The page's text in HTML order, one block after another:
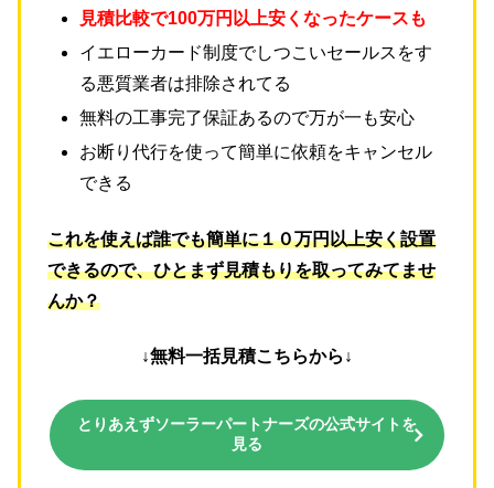
見積比較で100万円以上安くなったケースも
イエローカード制度でしつこいセールスをす
る悪質業者は排除されてる
無料の工事完了保証あるので万が一も安心
お断り代行を使って簡単に依頼をキャンセル
できる
これを使えば誰でも簡単に１０万円以上安く設置
できるので、ひとまず見積もりを取ってみてませ
んか？
↓無料一括見積こちらから↓
とりあえずソーラーパートナーズの公式サイトを
見る